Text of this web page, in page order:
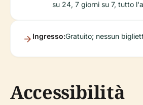
su 24, 7 giorni su 7, tutto
Ingresso:Gratuito; nessun
Accessibilità